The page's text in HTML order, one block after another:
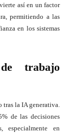
así en un factor
permitiendo a las
en los sistemas
trabajo
la IA generativa.
de las decisiones
especialmente en